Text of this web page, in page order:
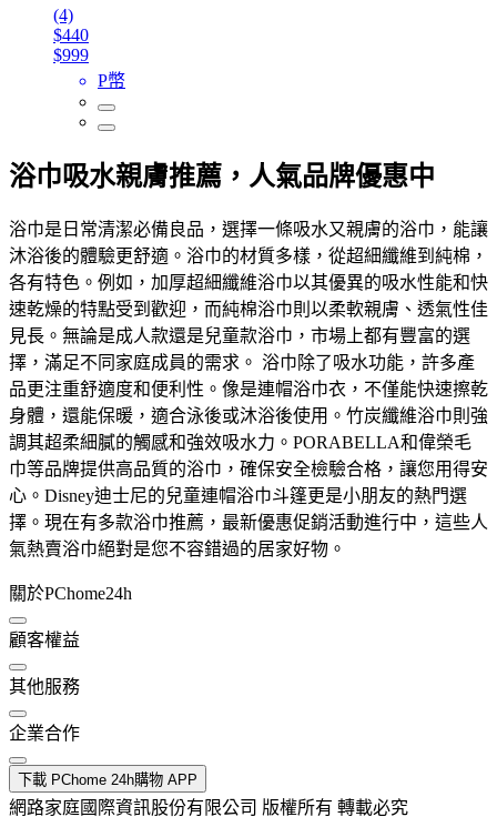
(4)
$440
$999
P幣
浴巾吸水親膚推薦，人氣品牌優惠中
浴巾是日常清潔必備良品，選擇一條吸水又親膚的浴巾，能讓
沐浴後的體驗更舒適。浴巾的材質多樣，從超細纖維到純棉，
各有特色。例如，加厚超細纖維浴巾以其優異的吸水性能和快
速乾燥的特點受到歡迎，而純棉浴巾則以柔軟親膚、透氣性佳
見長。無論是成人款還是兒童款浴巾，市場上都有豐富的選
擇，滿足不同家庭成員的需求。 浴巾除了吸水功能，許多產
品更注重舒適度和便利性。像是連帽浴巾衣，不僅能快速擦乾
身體，還能保暖，適合泳後或沐浴後使用。竹炭纖維浴巾則強
調其超柔細膩的觸感和強效吸水力。PORABELLA和偉榮毛
巾等品牌提供高品質的浴巾，確保安全檢驗合格，讓您用得安
心。Disney迪士尼的兒童連帽浴巾斗篷更是小朋友的熱門選
擇。現在有多款浴巾推薦，最新優惠促銷活動進行中，這些人
氣熱賣浴巾絕對是您不容錯過的居家好物。
關於PChome24h
顧客權益
其他服務
企業合作
下載 PChome 24h購物 APP
網路家庭國際資訊股份有限公司 版權所有 轉載必究